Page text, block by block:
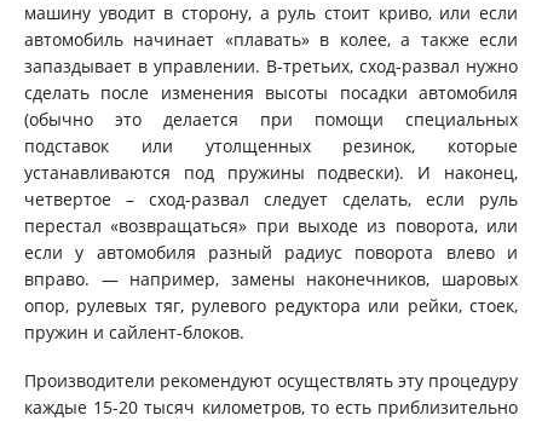
машину уводит в сторону, а руль стоит криво, или если
автомобиль начинает «плавать» в колее, а также если
запаздывает в управлении. В-третьих, сход-развал нужно
сделать после изменения высоты посадки автомобиля
(обычно это делается при помощи специальных
подставок или утолщенных резинок, которые
устанавливаются под пружины подвески). И наконец,
четвертое – сход-развал следует сделать, если руль
перестал «возвращаться» при выходе из поворота, или
если у автомобиля разный радиус поворота влево и
вправо. — например, замены наконечников, шаровых
опор, рулевых тяг, рулевого редуктора или рейки, стоек,
пружин и сайлент-блоков.
Производители рекомендуют осуществлять эту процедуру
каждые 15-20 тысяч километров, то есть приблизительно